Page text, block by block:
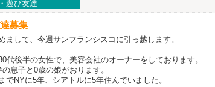
遊び友達
募集
まして、今週サンフランシスコに引っ越します。
代後半の女性で、美容会社のオーナーをしております。
の息子と0歳の娘がおります。
でNYに5年、シアトルに5年住んでいました。